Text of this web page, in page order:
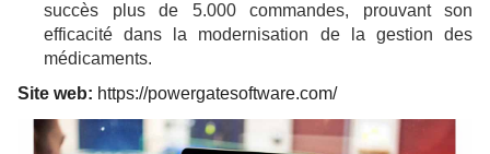
succès plus de 5.000 commandes, prouvant son
efficacité dans la modernisation de la gestion des
médicaments.
Site web: https://powergatesoftware.com/